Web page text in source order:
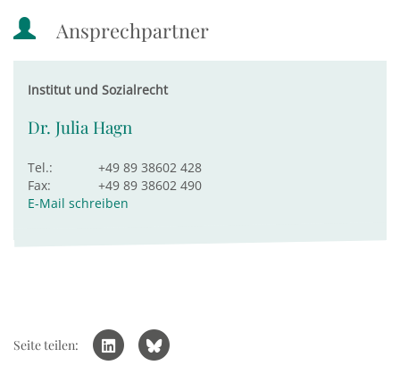
Ansprechpartner
Institut und Sozialrecht
Dr. Julia Hagn
Tel.:
+49 89 38602 428
Fax:
+49 89 38602 490
E-Mail schreiben
Seite teilen: